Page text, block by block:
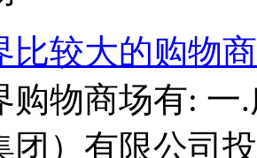
比较大的购物
购物商场有: 一
团）有限公司